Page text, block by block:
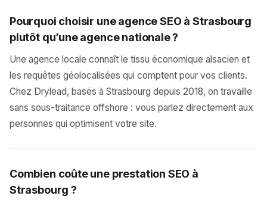
Pourquoi choisir une agence SEO à Strasbourg
plutôt qu’une agence nationale ?
Une agence locale connaît le tissu économique alsacien et
les requêtes géolocalisées qui comptent pour vos clients.
Chez Drylead, basés à Strasbourg depuis 2018, on travaille
sans sous-traitance offshore : vous parlez directement aux
personnes qui optimisent votre site.
Combien coûte une prestation SEO à
Strasbourg ?